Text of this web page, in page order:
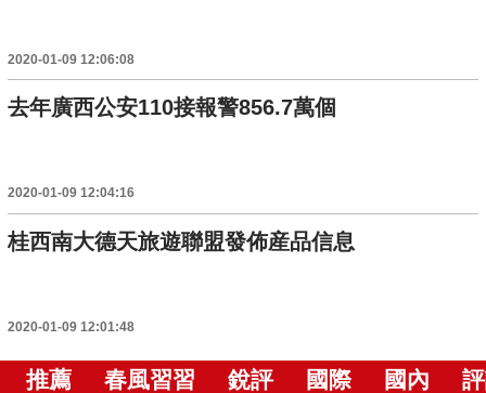
2020-01-09 12:06:08
去年廣西公安110接報警856.7萬個
2020-01-09 12:04:16
桂西南大德天旅遊聯盟發佈産品信息
2020-01-09 12:01:48
推薦 春風習習 銳評 國際 國內